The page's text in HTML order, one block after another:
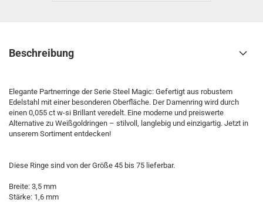
Beschreibung
Elegante Partnerringe der Serie Steel Magic: Gefertigt aus robustem
Edelstahl mit einer besonderen Oberfläche. Der Damenring wird durch
einen 0,055 ct w-si Brillant veredelt. Eine moderne und preiswerte
Alternative zu Weißgoldringen – stilvoll, langlebig und einzigartig. Jetzt in
unserem Sortiment entdecken!
Diese Ringe sind von der Größe 45 bis 75 lieferbar.
Breite: 3,5 mm
Stärke: 1,6 mm